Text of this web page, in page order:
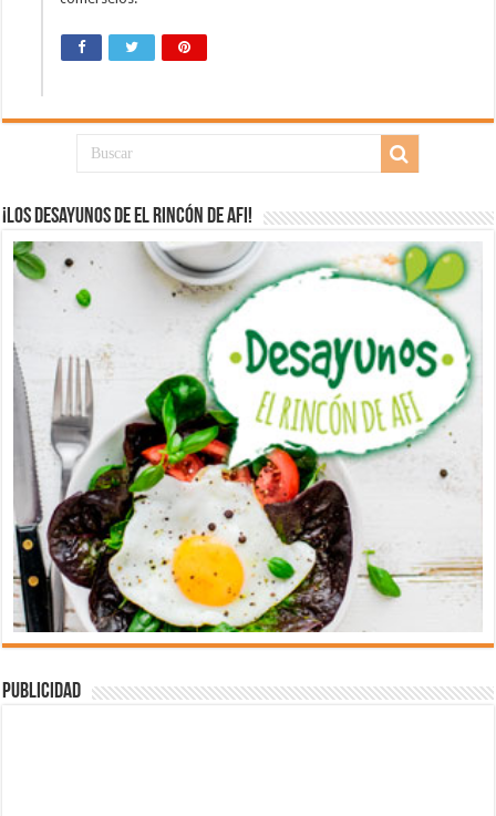
¡Los desayunos de El Rincón de Afi!
Publicidad